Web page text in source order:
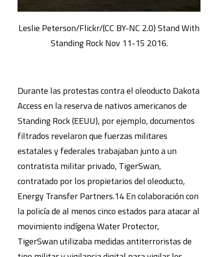
Leslie Peterson/Flickr/(CC BY-NC 2.0) Stand With
Standing Rock Nov 11-15 2016.
Durante las protestas contra el oleoducto Dakota
Access en la reserva de nativos americanos de
Standing Rock (EEUU), por ejemplo, documentos
filtrados revelaron que fuerzas militares
estatales y federales trabajaban junto a un
contratista militar privado, TigerSwan,
contratado por los propietarios del oleoducto,
Energy Transfer Partners.14 En colaboración con
la policía de al menos cinco estados para atacar al
movimiento indígena Water Protector,
TigerSwan utilizaba medidas antiterroristas de